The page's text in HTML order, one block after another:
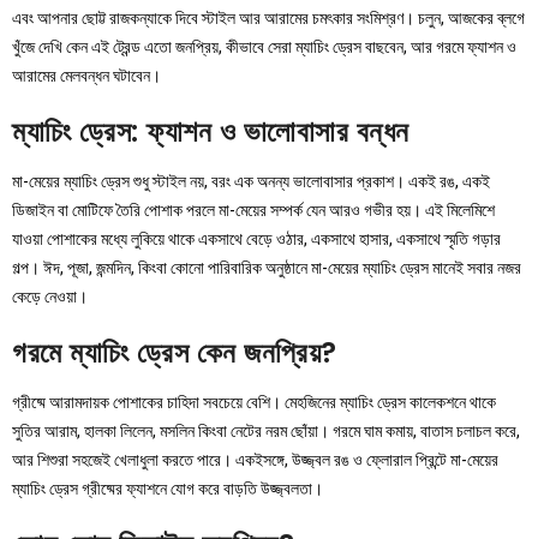
এবং আপনার ছোট্ট রাজকন্যাকে দিবে স্টাইল আর আরামের চমৎকার সংমিশ্রণ। চলুন, আজকের ব্লগে
খুঁজে দেখি কেন এই ট্রেন্ড এতো জনপ্রিয়, কীভাবে সেরা ম্যাচিং ড্রেস বাছবেন, আর গরমে ফ্যাশন ও
আরামের মেলবন্ধন ঘটাবেন।
ম্যাচিং ড্রেস: ফ্যাশন ও ভালোবাসার বন্ধন
মা-মেয়ের ম্যাচিং ড্রেস শুধু স্টাইল নয়, বরং এক অনন্য ভালোবাসার প্রকাশ। একই রঙ, একই
ডিজাইন বা মোটিফে তৈরি পোশাক পরলে মা-মেয়ের সম্পর্ক যেন আরও গভীর হয়। এই মিলেমিশে
যাওয়া পোশাকের মধ্যে লুকিয়ে থাকে একসাথে বেড়ে ওঠার, একসাথে হাসার, একসাথে স্মৃতি গড়ার
গল্প। ঈদ, পূজা, জন্মদিন, কিংবা কোনো পারিবারিক অনুষ্ঠানে মা-মেয়ের ম্যাচিং ড্রেস মানেই সবার নজর
কেড়ে নেওয়া।
গরমে ম্যাচিং ড্রেস কেন জনপ্রিয়?
গ্রীষ্মে আরামদায়ক পোশাকের চাহিদা সবচেয়ে বেশি। মেহজিনের ম্যাচিং ড্রেস কালেকশনে থাকে
সুতির আরাম, হালকা লিলেন, মসলিন কিংবা নেটের নরম ছোঁয়া। গরমে ঘাম কমায়, বাতাস চলাচল করে,
আর শিশুরা সহজেই খেলাধুলা করতে পারে। একইসঙ্গে, উজ্জ্বল রঙ ও ফ্লোরাল প্রিন্টে মা-মেয়ের
ম্যাচিং ড্রেস গ্রীষ্মের ফ্যাশনে যোগ করে বাড়তি উজ্জ্বলতা।